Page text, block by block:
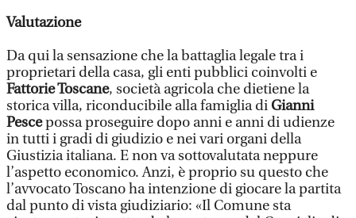
Valutazione
Da qui la sensazione che la battaglia legale tra i
proprietari della casa, gli enti pubblici coinvolti e
Fattorie Toscane, società agricola che dietiene la
storica villa, riconducibile alla famiglia diGianni
Pescepossa proseguire dopo anni e anni di udienze
in tutti i gradi di giudizio e nei vari organi della
Giustizia italiana. E non va sottovalutata neppure
l’aspetto economico. Anzi, è proprio su questo che
l’avvocato Toscano ha intenzione di giocare la partita
dal punto di vista giudiziario: «Il Comune sta